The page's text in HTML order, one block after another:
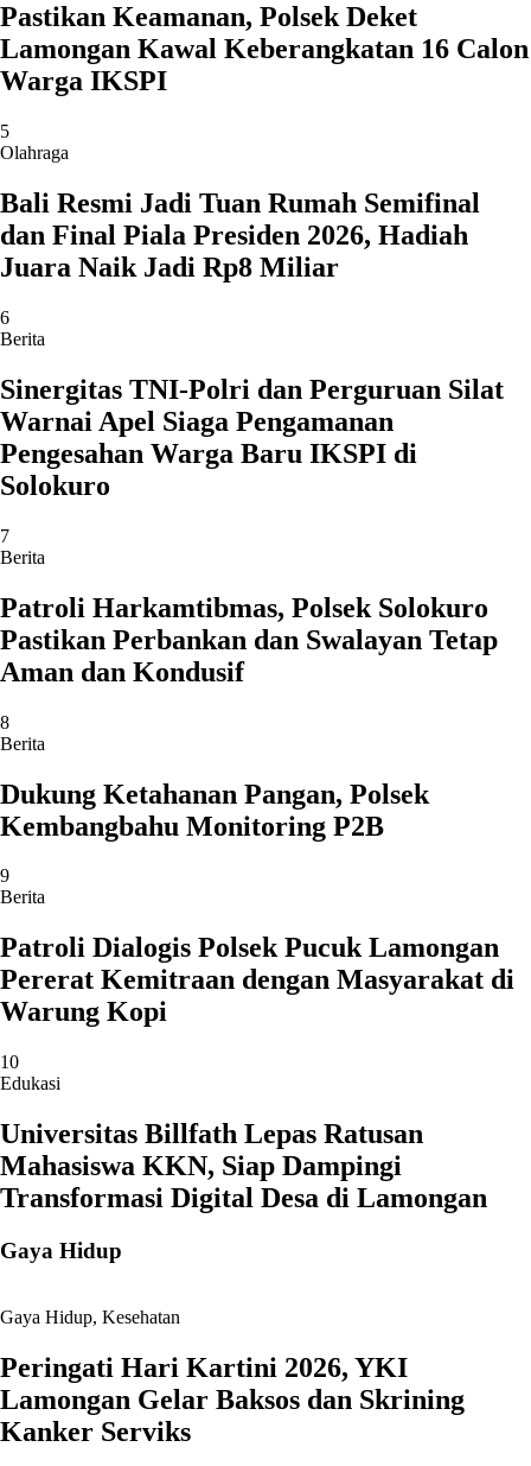
Pastikan Keamanan, Polsek Deket
Lamongan Kawal Keberangkatan 16 Calon
Warga IKSPI
5
Olahraga
Bali Resmi Jadi Tuan Rumah Semifinal
dan Final Piala Presiden 2026, Hadiah
Juara Naik Jadi Rp8 Miliar
6
Berita
Sinergitas TNI-Polri dan Perguruan Silat
Warnai Apel Siaga Pengamanan
Pengesahan Warga Baru IKSPI di
Solokuro
7
Berita
Patroli Harkamtibmas, Polsek Solokuro
Pastikan Perbankan dan Swalayan Tetap
Aman dan Kondusif
8
Berita
Dukung Ketahanan Pangan, Polsek
Kembangbahu Monitoring P2B
9
Berita
Patroli Dialogis Polsek Pucuk Lamongan
Pererat Kemitraan dengan Masyarakat di
Warung Kopi
10
Edukasi
Universitas Billfath Lepas Ratusan
Mahasiswa KKN, Siap Dampingi
Transformasi Digital Desa di Lamongan
Gaya Hidup
Gaya Hidup, Kesehatan
Peringati Hari Kartini 2026, YKI
Lamongan Gelar Baksos dan Skrining
Kanker Serviks